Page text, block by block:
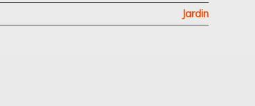
Jardin